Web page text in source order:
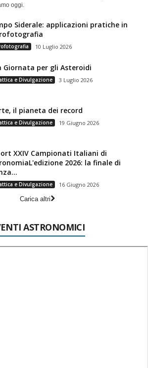
oggi.
Siderale: applicazioni pratiche in
10 Luglio 2026
Giornata per gli Asteroidi
e Divulgazione 3 Luglio 2026
il pianeta dei record
e Divulgazione 19 Giugno 2026
XXIV Campionati Italiani di
2026: la finale di
e Divulgazione
16 Giugno 2026
Carica altri
ASTRONOMICI